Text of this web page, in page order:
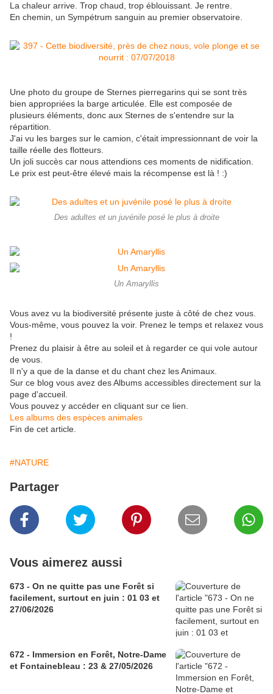
La chaleur arrive. Trop chaud, trop éblouissant. Je rentre.
En chemin, un Sympétrum sanguin au premier observatoire.
Une photo du groupe de Sternes pierregarins qui se sont très
bien appropriées la barge articulée. Elle est composée de
plusieurs éléments, donc aux Sternes de s'entendre sur la
répartition.
J'ai vu les barges sur le camion, c'était impressionnant de voir la
taille réelle des flotteurs.
Un joli succès car nous attendions ces moments de nidification.
Le prix est peut-être élevé mais la récompense est là ! :)
Des adultes et un juvénile posé le plus à droite
Un Amaryllis
Vous avez vu la biodiversité présente juste à côté de chez vous.
Vous-même, vous pouvez la voir. Prenez le temps et relaxez vous
!
Prenez du plaisir à être au soleil et à regarder ce qui vole autour
de vous.
Il n'y a que de la danse et du chant chez les Animaux.
Sur ce blog vous avez des Albums accessibles directement sur la
page d'accueil.
Vous pouvez y accéder en cliquant sur ce lien.
Les albums des espèces animales
Fin de cet article.
#NATURE
Partager
Vous aimerez aussi
673 - On ne quitte pas une Forêt si
facilement, surtout en juin : 01 03 et
27/06/2026
672 - Immersion en Forêt, Notre-Dame
et Fontainebleau : 23 & 27/05/2026